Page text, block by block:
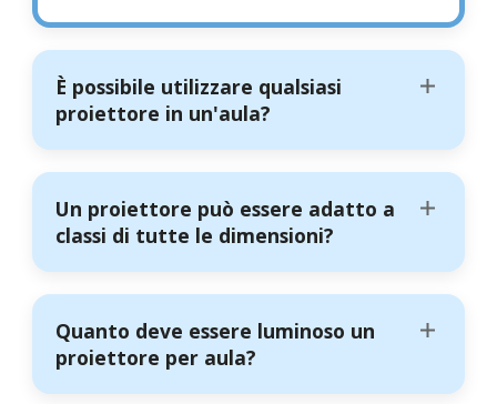
È possibile utilizzare qualsiasi
proiettore in un'aula?
Un proiettore può essere adatto a
classi di tutte le dimensioni?
Quanto deve essere luminoso un
proiettore per aula?